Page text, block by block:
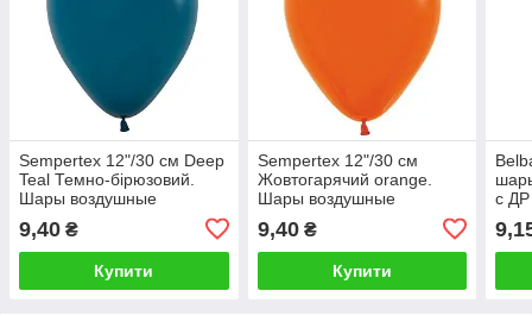
Sempertex 12"/30 см Deep
Teal Темно-бірюзовий.
Шары воздушные
Мін.замовлення 5 шт
9,40 ₴
Купити
Sempertex 12"/30 см
Жовтогарячий orange.
Шары воздушные
Мін.замовлення 5 шт
9,40₴
Купити
с